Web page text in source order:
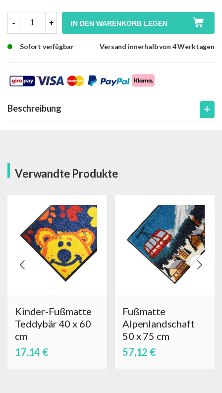
- + IN DEN WARENKORB LEGEN
Sofort verfügbar Versand innerhalb von 4 Werktagen
Beschreibung
Verwandte Produkte
Kinder-Fußmatte
Teddybär 40 x 60
cm
17,14 €
Fußmatte
Alpenlandschaft
50 x 75 cm
57,12 €